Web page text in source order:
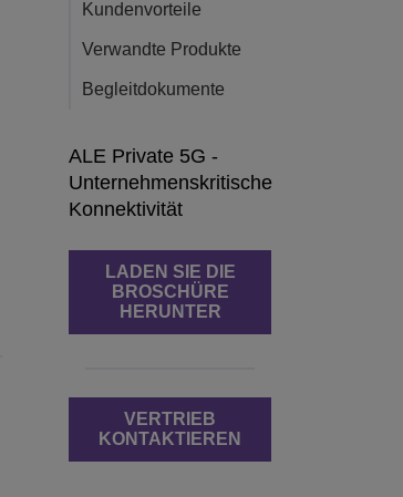
Kundenvorteile
Verwandte Produkte
Begleitdokumente
ALE Private 5G -
Unternehmenskritische
Konnektivität
LADEN SIE DIE
BROSCHÜRE
HERUNTER
VERTRIEB
KONTAKTIEREN